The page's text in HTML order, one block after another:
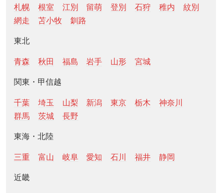
札幌
根室 江別 留萌 登別 石狩 稚内
紋別
網走
苫小牧 釧路
東北
青森 秋田 福島 岩手 山形 宮城
関東・甲信越
千葉 埼玉 山梨 新潟 東京 栃木
神奈川
群馬
茨城 長野
東海・北陸
三重 富山 岐阜 愛知 石川 福井 静岡
近畿